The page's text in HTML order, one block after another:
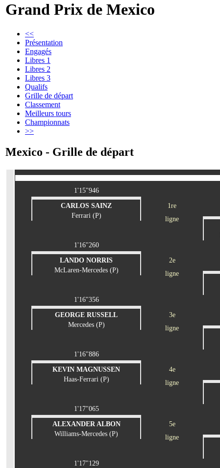
Grand Prix de Mexico
<<
Présentation
Engagés
Libres 1
Libres 2
Libres 3
Qualifs
Grille de départ
Classement
Meilleurs tours
Championnats
>>
Mexico - Grille de départ
1'15"946
CARLOS SAINZ
Ferrari (P)
1re
ligne
1'16"260
LANDO NORRIS
McLaren-Mercedes (P)
2e
ligne
1'16"356
GEORGE RUSSELL
Mercedes (P)
3e
ligne
1'16"886
KEVIN MAGNUSSEN
Haas-Ferrari (P)
4e
ligne
1'17"065
ALEXANDER ALBON
Williams-Mercedes (P)
5e
ligne
1'17"129